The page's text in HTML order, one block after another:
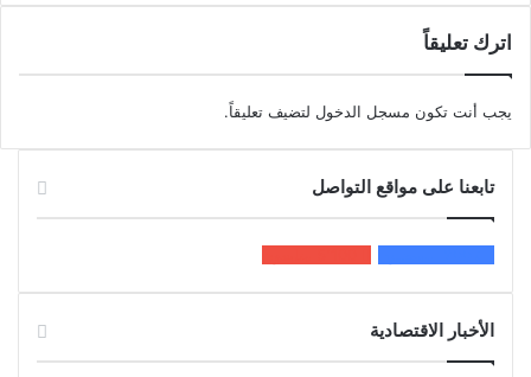
اترك تعليقاً
يجب أنت تكون مسجل الدخول لتضيف تعليقاً.
تابعنا على مواقع التواصل
الأخبار الاقتصادية